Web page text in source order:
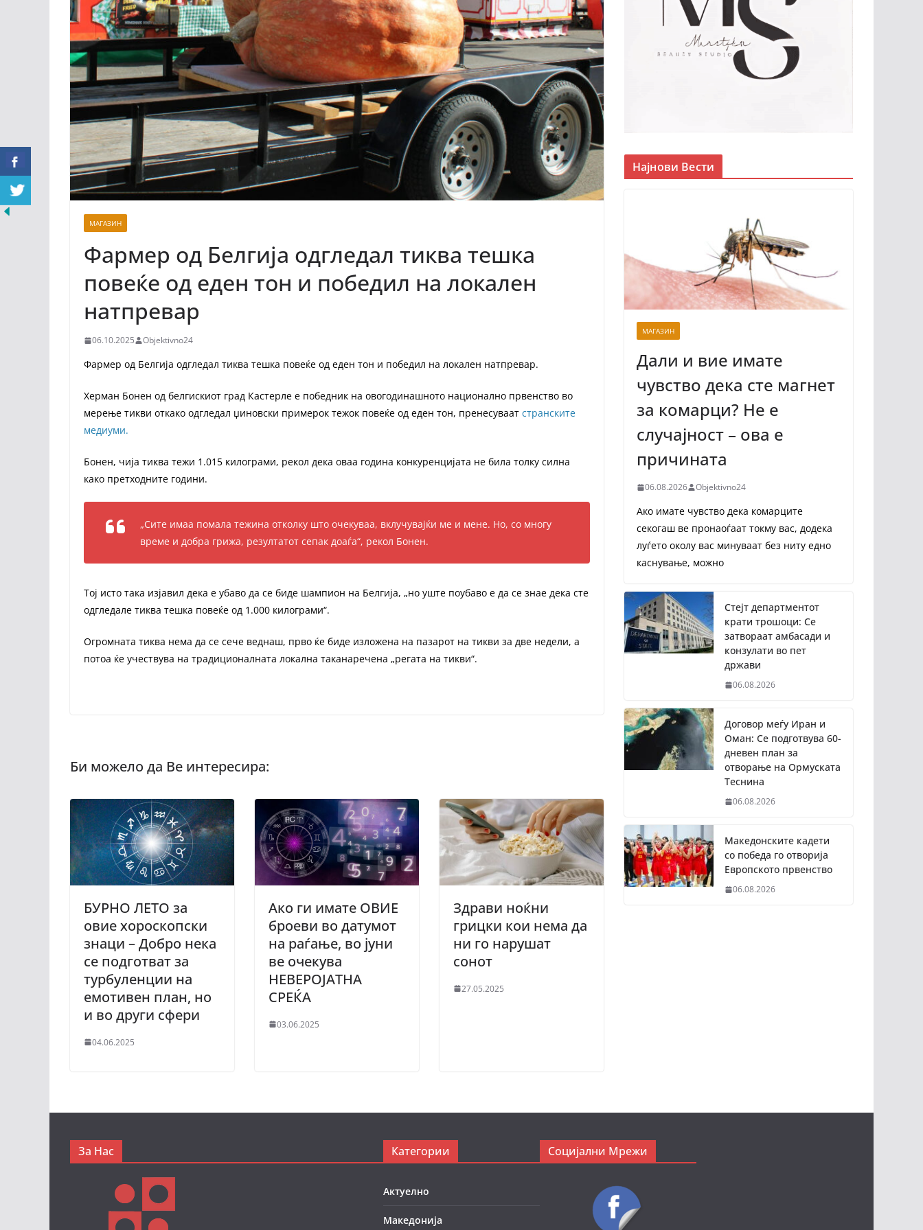
МАГАЗИН
Фармер од Белгија одгледал тиква тешка
повеќе од еден тон и победил на локален
натпревар
06.10.2025 Objektivno24
Фармер од Белгија одгледал тиква тешка повеќе од еден тон и победил на локален натпревар.
Херман Бонен од белгискиот град Кастерле е победник на овогодинашното национално првенство во
мерење тикви откако одгледал џиновски примерок тежок повеќе од еден тон, пренесуваат странските
медиуми.
Бонен, чија тиква тежи 1.015 килограми, рекол дека оваа година конкуренцијата не била толку силна
како претходните години.
„Сите имаа помала тежина отколку што очекуваа, вклучувајќи ме и мене. Но, со многу
време и добра грижа, резултатот сепак доаѓа“, рекол Бонен.
Тој исто така изјавил дека е убаво да се биде шампион на Белгија, „но уште поубаво е да се знае дека сте
одгледале тиква тешка повеќе од 1.000 килограми“.
Огромната тиква нема да се сече веднаш, прво ќе биде изложена на пазарот на тикви за две недели, а
потоа ќе учествува на традиционалната локална таканаречена „регата на тикви“.
БУРНО ЛЕТО за
овие хороскопски
знаци – Добро нека
се подготват за
турбуленции на
емотивен план, но
и во други сфери
04.06.2025
Ако ги имате ОВИЕ
броеви во датумот
на раѓање, во јуни
ве очекува
НЕВЕРОЈАТНА
СРЕЌА
03.06.2025
Здрави ноќни
грицки кои нема да
ни го нарушат
сонот
27.05.2025
Најнови Вести
МАГАЗИН
Дали и вие имате
чувство дека сте магнет
за комарци? Не е
случајност – ова е
причината
06.08.2026 Objektivno24
Ако имате чувство дека комарците
секогаш ве пронаоѓаат токму вас, додека
луѓето околу вас минуваат без ниту едно
каснување, можно
Стејт департментот
крати трошоци: Се
затвораат амбасади и
конзулати во пет
држави
06.08.2026
Договор меѓу Иран и
Оман: Се подготвува 60-
дневен план за
отворање на Ормуската
Теснина
06.08.2026
Македонските кадети
со победа го отворија
Европското првенство
06.08.2026
За Нас Категории
Актуелно
Македонија
Социјални Мрежи